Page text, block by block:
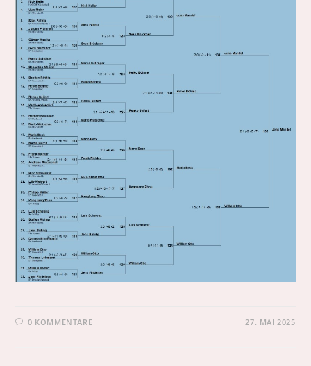
0 KOMMENTARE 27. MAI 2025